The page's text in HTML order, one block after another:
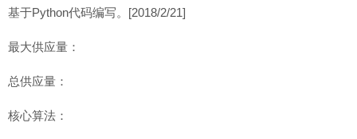
基于Python代码编写。[2018/2/21]
最大供应量：
总供应量：
核心算法：